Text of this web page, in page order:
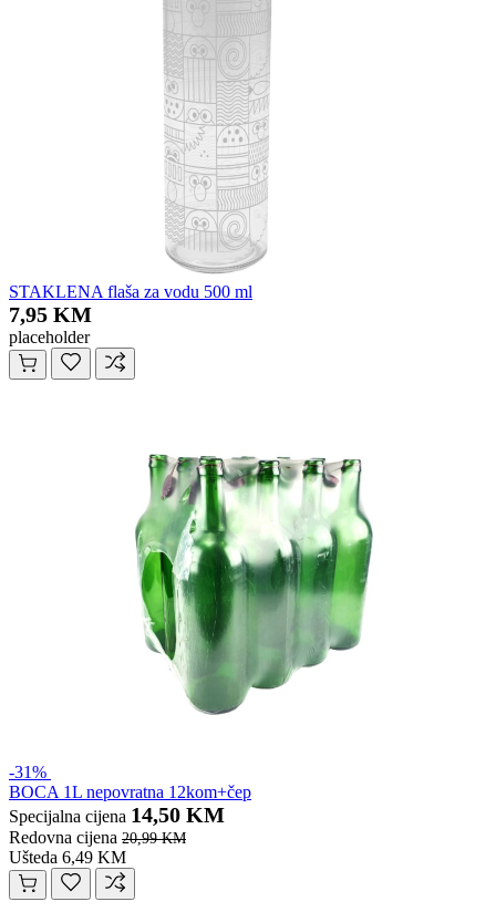
STAKLENA flaša za vodu 500 ml
7,95 KM
placeholder
-31%
BOCA 1L nepovratna 12kom+čep
Specijalna cijena 14,50 KM
Redovna cijena 20,99 KM
Ušteda 6,49 KM